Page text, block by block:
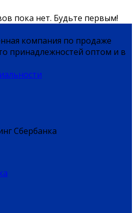
пока нет. Будьте первым!
компания по продаже
принадлежностей оптом и в